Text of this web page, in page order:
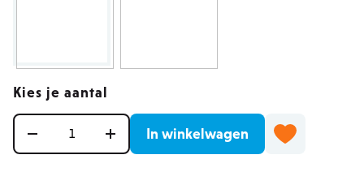
Kies je aantal
In winkelwagen